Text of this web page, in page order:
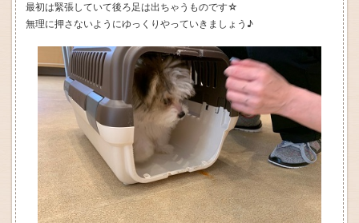
最初は緊張していて後ろ足は出ちゃうものです☆
無理に押さないようにゆっくりやっていきましょう♪